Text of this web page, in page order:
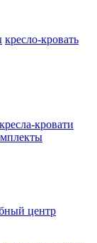
кресло-кровать
кресла-кровати
центр